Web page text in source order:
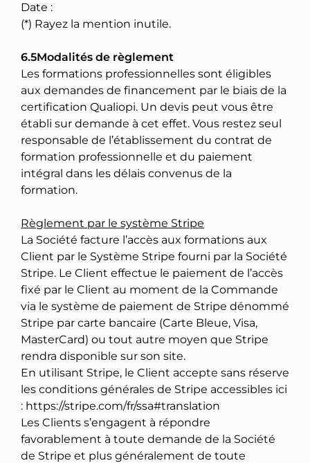
Date :
(*) Rayez la mention inutile.
6.5Modalités de règlement
Les formations professionnelles sont éligibles
aux demandes de financement par le biais de la
certification Qualiopi. Un devis peut vous être
établi sur demande à cet effet. Vous restez seul
responsable de l’établissement du contrat de
formation professionnelle et du paiement
intégral dans les délais convenus de la
formation.
Règlement par le système Stripe
La Société facture l’accès aux formations aux
Client par le Système Stripe fourni par la Société
Stripe. Le Client effectue le paiement de l’accès
fixé par le Client au moment de la Commande
via le système de paiement de Stripe dénommé
Stripe par carte bancaire (Carte Bleue, Visa,
MasterCard) ou tout autre moyen que Stripe
rendra disponible sur son site.
En utilisant Stripe, le Client accepte sans réserve
les conditions générales de Stripe accessibles ici
: https://stripe.com/fr/ssa#translation
Les Clients s’engagent à répondre
favorablement à toute demande de la Société
de Stripe et plus généralement de toute